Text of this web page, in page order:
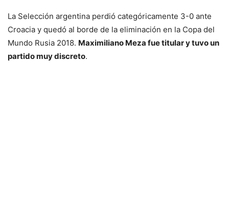
La Selección argentina perdió categóricamente 3-0 ante
Croacia y quedó al borde de la eliminación en la Copa del
Mundo Rusia 2018. Maximiliano Meza fue titular y tuvo un
partido muy discreto.